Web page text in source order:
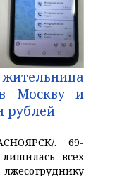
в Москву и
рублей
. 69-
всех